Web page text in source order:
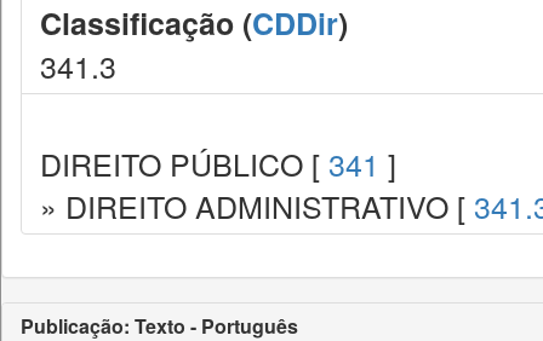
Classificação (CDDir)
341.3
DIREITO PÚBLICO [ 341 ]
» DIREITO ADMINISTRATIVO [
Publicação: Texto - Português